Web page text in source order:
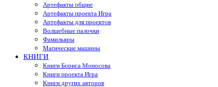
Артефакты общие
Артефакты проекта Игра
Артефакты для проектов
Волшебные палочки
Фамильяры
Магические машины
КНИГИ
Книги Бориса Моносова
Книги проекта Игра
Книги других авторов